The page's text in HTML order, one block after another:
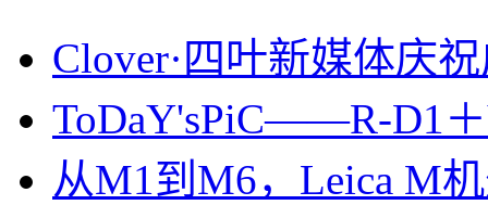
Clover·四叶新媒体庆
ToDaY'sPiC——R-D1
从M1到M6，Leica M